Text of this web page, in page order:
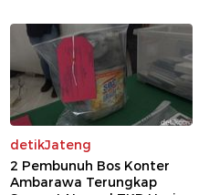
detikJateng
2 Pembunuh Bos Konter
Ambarawa Terungkap